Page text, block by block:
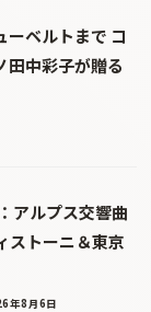
ーベルトまで コ
田中彩子が贈る
アルプス交響曲
ストーニ＆東京
年8月6日